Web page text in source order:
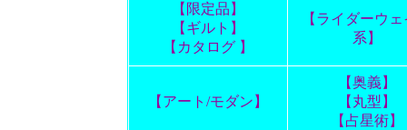
【限定品】
【ギルト】
【カタログ 】
【ライダーウ
系】
【アート/モダン】
【奥義】
【丸型】
【占星術】